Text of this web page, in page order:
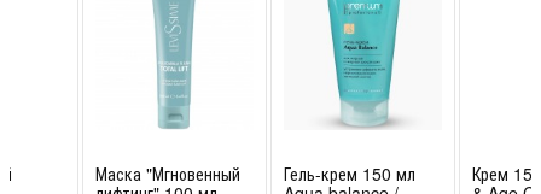
Маска "Мгновенный
Гель-крем 150 мл
Крем